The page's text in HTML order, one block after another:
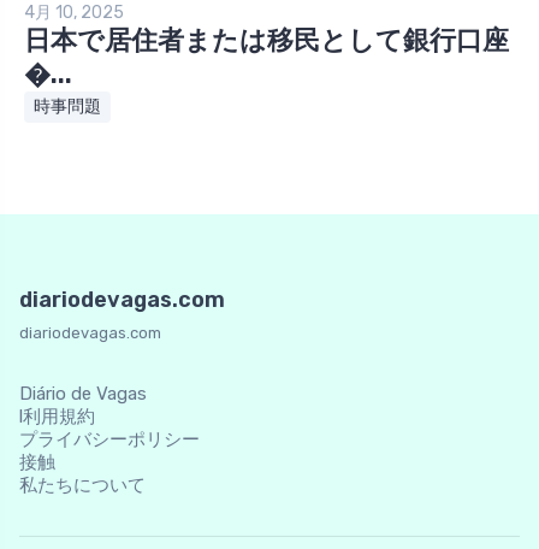
4月 10, 2025
日本で居住者または移民として銀行口座
�...
時事問題
diariodevagas.com
diariodevagas.com
Diário de Vagas
l利用規約
プライバシーポリシー
接触
私たちについて